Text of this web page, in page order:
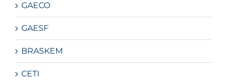
GAECO
GAESF
BRASKEM
CETI